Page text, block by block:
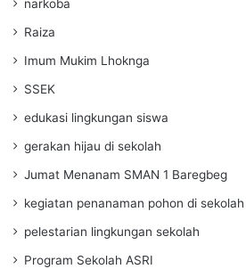
narkoba
Raiza
Imum Mukim Lhoknga
SSEK
edukasi lingkungan siswa
gerakan hijau di sekolah
Jumat Menanam SMAN 1 Baregbeg
kegiatan penanaman pohon di sekolah
pelestarian lingkungan sekolah
Program Sekolah ASRI